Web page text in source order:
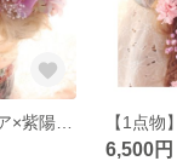
6,500円